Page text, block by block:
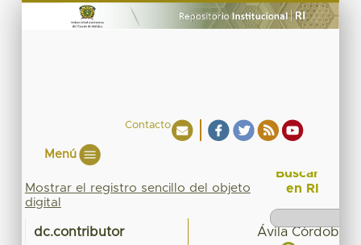
Contacto
Menú
Mostrar el registro sencillo del objeto
digital
dc.contributor Ávila Córdoba,
Buscar
en RI